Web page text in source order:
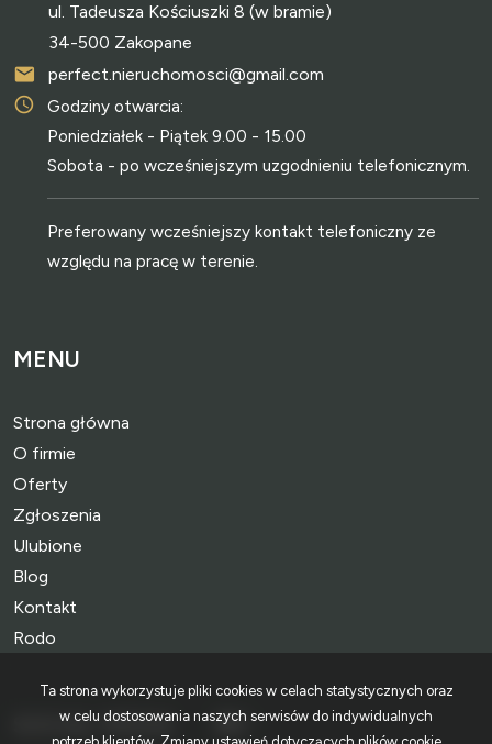
ul. Tadeusza Kościuszki 8 (w bramie)
34-500 Zakopane
perfect.nieruchomosci@gmail.com
Godziny otwarcia:
Poniedziałek - Piątek 9.00 - 15.00
Sobota - po wcześniejszym uzgodnieniu telefonicznym.
Preferowany wcześniejszy kontakt telefoniczny ze
względu na pracę w terenie.
MENU
Strona główna
O firmie
Oferty
Zgłoszenia
Ulubione
Blog
Kontakt
Rodo
SOCIAL MEDIA Facebook
Facebook
Ta strona wykorzystuje pliki cookies w celach statystycznych oraz
w celu dostosowania naszych serwisów do indywidualnych
potrzeb klientów. Zmiany ustawień dotyczących plików cookie